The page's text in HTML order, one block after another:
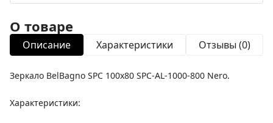
О товаре
Описание Характеристики Отзывы (0)
Зеркало BelBagno SPC 100x80 SPC-AL-1000-800 Nero.
Характеристики: